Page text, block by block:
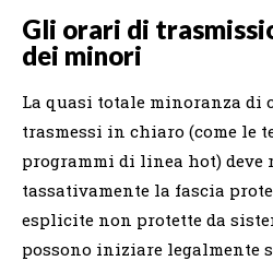
Gli orari di
dei minori
La quasi totale minoranza di
trasmessi in chiaro (come le
programmi di linea hot) deve
tassativamente la fascia
esplicite non protette da
possono iniziare legalmente